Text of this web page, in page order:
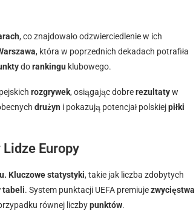
, co znajdowało odzwierciedlenie w ich
, która w poprzednich dekadach potrafiła
dorankingu klubowego.
rozgrywek, osiągając dobrerezultatyw
drużyn i pokazują potencjał polskiejpiłki
Europy
Kluczowe statystyki, takie jak liczba zdobytych
tabeli. System punktacji UEFA premiujezwycięstwa
równej liczbypunktów.